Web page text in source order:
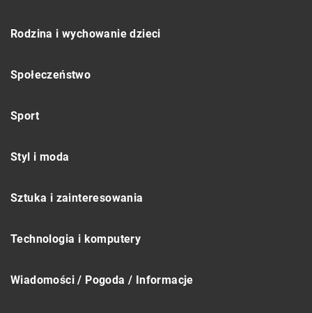
Rodzina i wychowanie dzieci
Społeczeństwo
Sport
Styl i moda
Sztuka i zainteresowania
Technologia i komputery
Wiadomości / Pogoda / Informacje